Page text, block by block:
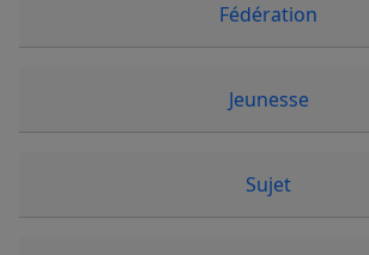
Fédération
Jeunesse
Sujet